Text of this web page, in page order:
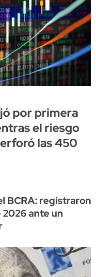
por primera
el riesgo
las 450
BCRA: registraron
ante un